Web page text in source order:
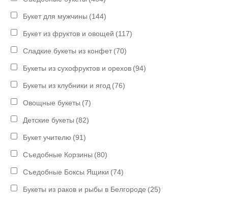
Букет для мужчины (144)
Букет из фруктов и овощей (117)
Сладкие букеты из конфет (70)
Букеты из сухофруктов и орехов (94)
Букеты из клубники и ягод (76)
Овощные букеты (7)
Детские букеты (82)
Букет учителю (91)
Съедобные Корзины (80)
Съедобные Боксы Ящики (74)
Букеты из раков и рыбы в Белгороде (25)